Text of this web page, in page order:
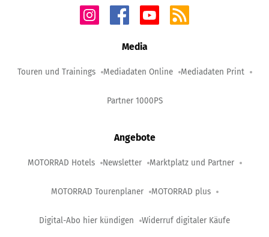
Media
Touren und Trainings Mediadaten Online Mediadaten Print
Partner 1000PS
Angebote
MOTORRAD Hotels Newsletter Marktplatz und Partner
MOTORRAD Tourenplaner MOTORRAD plus
Digital-Abo hier kündigen Widerruf digitaler Käufe